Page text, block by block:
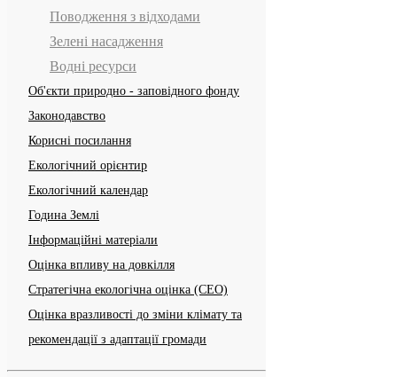
Поводження з відходами
Зелені насадження
Водні ресурси
Об'єкти природно - заповідного фонду
Законодавство
Корисні посилання
Екологічний орієнтир
Екологічний календар
Година Землі
Інформаційні матеріали
Оцінка впливу на довкілля
Стратегічна екологічна оцінка (СЕО)
Оцінка вразливості до зміни клімату та
рекомендації з адаптації громади